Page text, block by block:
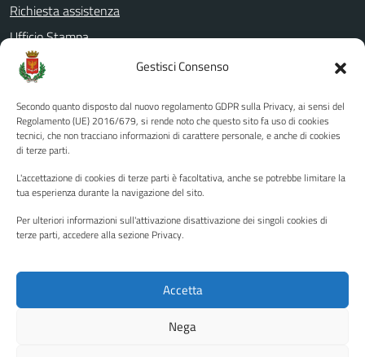
Gestisci Consenso
Secondo quanto disposto dal nuovo regolamento GDPR sulla Privacy, ai sensi del
Regolamento (UE) 2016/679, si rende noto che questo sito fa uso di cookies
tecnici, che non tracciano informazioni di carattere personale, e anche di cookies
di terze parti.
L'accettazione di cookies di terze parti è facoltativa, anche se potrebbe limitare la
tua esperienza durante la navigazione del sito.
Per ulteriori informazioni sull'attivazione disattivazione dei singoli cookies di
terze parti, accedere alla sezione Privacy.
Accetta
Nega
Richiesta assistenza
Ufficio Stampa
Amministrazione Trasparente
Albo pretorio
Informativa privacy
Note legali
Piano di miglioramento del sito
Instagram